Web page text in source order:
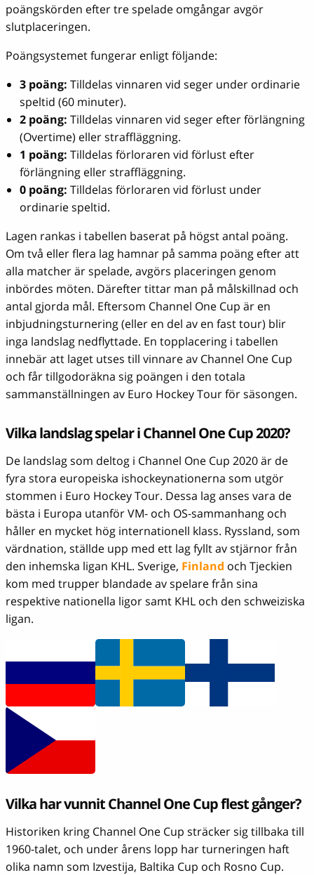
poängskörden efter tre spelade omgångar avgör
slutplaceringen.
Poängsystemet fungerar enligt följande:
3 poäng: Tilldelas vinnaren vid seger under ordinarie
speltid (60 minuter).
2 poäng: Tilldelas vinnaren vid seger efter förlängning
(Overtime) eller straffläggning.
1 poäng: Tilldelas förloraren vid förlust efter
förlängning eller straffläggning.
0 poäng: Tilldelas förloraren vid förlust under
ordinarie speltid.
Lagen rankas i tabellen baserat på högst antal poäng.
Om två eller flera lag hamnar på samma poäng efter att
alla matcher är spelade, avgörs placeringen genom
inbördes möten. Därefter tittar man på målskillnad och
antal gjorda mål. Eftersom Channel One Cup är en
inbjudningsturnering (eller en del av en fast tour) blir
inga landslag nedflyttade. En topplacering i tabellen
innebär att laget utses till vinnare av Channel One Cup
och får tillgodoräkna sig poängen i den totala
sammanställningen av Euro Hockey Tour för säsongen.
Vilka landslag spelar i Channel One Cup 2020?
De landslag som deltog i Channel One Cup 2020 är de
fyra stora europeiska ishockeynationerna som utgör
stommen i Euro Hockey Tour. Dessa lag anses vara de
bästa i Europa utanför VM- och OS-sammanhang och
håller en mycket hög internationell klass. Ryssland, som
värdnation, ställde upp med ett lag fyllt av stjärnor från
den inhemska ligan KHL. Sverige, Finland och Tjeckien
kom med trupper blandade av spelare från sina
respektive nationella ligor samt KHL och den schweiziska
ligan.
Vilka har vunnit Channel One Cup flest gånger?
Historiken kring Channel One Cup sträcker sig tillbaka till
1960-talet, och under årens lopp har turneringen haft
olika namn som Izvestija, Baltika Cup och Rosno Cup.